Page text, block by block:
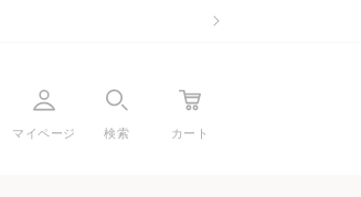
マイページ 検索 カート